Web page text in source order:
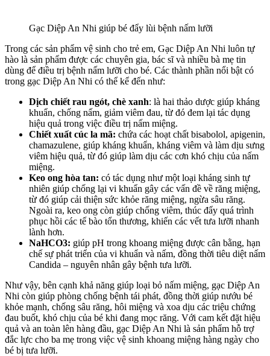
Gạc Diệp An Nhi giúp bé đẩy lùi bệnh nấm lưỡi
Trong các sản phẩm vệ sinh cho trẻ em, Gạc Diệp An Nhi luôn tự
hào là sản phẩm được các chuyên gia, bác sĩ và nhiều bà mẹ tin
dùng để điều trị bệnh nấm lưỡi cho bé. Các thành phần nổi bật có
trong gạc Diệp An Nhi có thể kể đến như:
Dịch chiết rau ngót, chè xanh: là hai thảo dược giúp kháng
khuẩn, chống nấm, giảm viêm đau, từ đó đem lại tác dụng
hiệu quả trong việc điều trị nấm miệng.
Chiết xuất cúc la mã: chứa các hoạt chất bisabolol, apigenin,
chamazulene, giúp kháng khuẩn, kháng viêm và làm dịu sưng
viêm hiệu quả, từ đó giúp làm dịu các cơn khó chịu của nấm
miệng.
Keo ong hòa tan: có tác dụng như một loại kháng sinh tự
nhiên giúp chống lại vi khuẩn gây các vấn đề về răng miệng,
từ đó giúp cải thiện sức khỏe răng miệng, ngừa sâu răng.
Ngoài ra, keo ong còn giúp chống viêm, thúc đẩy quá trình
phục hồi các tế bào tổn thương, khiến các vết tưa lưỡi nhanh
lành hơn.
NaHCO3: giúp pH trong khoang miệng được cân bằng, hạn
chế sự phát triển của vi khuẩn và nấm, đồng thời tiêu diệt nấm
Candida – nguyên nhân gây bệnh tưa lưỡi.
Như vậy, bên cạnh khả năng giúp loại bỏ nấm miệng, gạc Diệp An
Nhi còn giúp phòng chống bệnh tái phát, đồng thời giúp nướu bé
khỏe mạnh, chống sâu răng, hôi miệng và xoa dịu các triệu chứng
đau buốt, khó chịu của bé khi đang mọc răng. Với cam kết đặt hiệu
quả và an toàn lên hàng đầu, gạc Diệp An Nhi là sản phẩm hỗ trợ
đắc lực cho ba mẹ trong việc vệ sinh khoang miệng hàng ngày cho
bé bị tưa lưỡi.